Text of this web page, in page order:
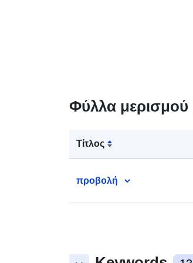
Φύλλα μερισμού
Τίτλος
προβολή